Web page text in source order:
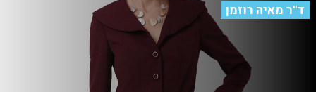
ד"ר מאיה רוזמן